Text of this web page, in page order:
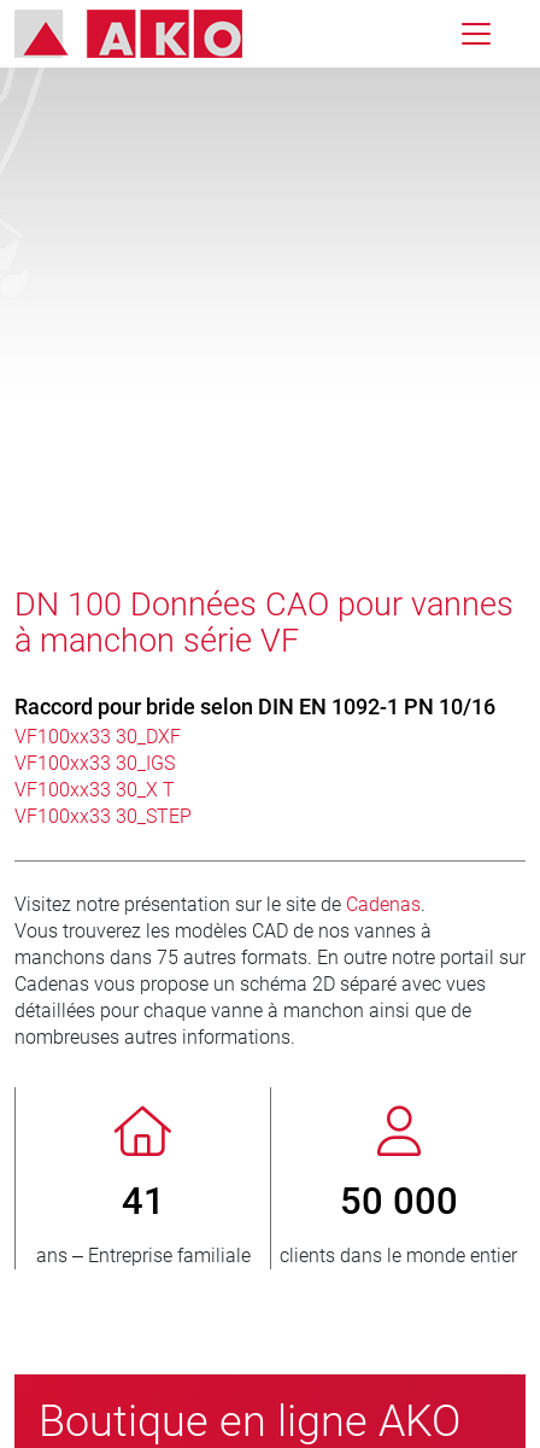
DN 100 Données CAO pour vannes
à manchon série VF
Raccord pour bride selon DIN EN 1092-1 PN 10/16
VF100xx33 30_DXF
VF100xx33 30_IGS
VF100xx33 30_X T
VF100xx33 30_STEP
Visitez notre présentation sur le site de Cadenas.
Vous trouverez les modèles CAD de nos vannes à
manchons dans 75 autres formats. En outre notre portail sur
Cadenas vous propose un schéma 2D séparé avec vues
détaillées pour chaque vanne à manchon ainsi que de
nombreuses autres informations.
41
ans – Entreprise familiale
50 000
clients dans le monde entier
Boutique en ligne AKO